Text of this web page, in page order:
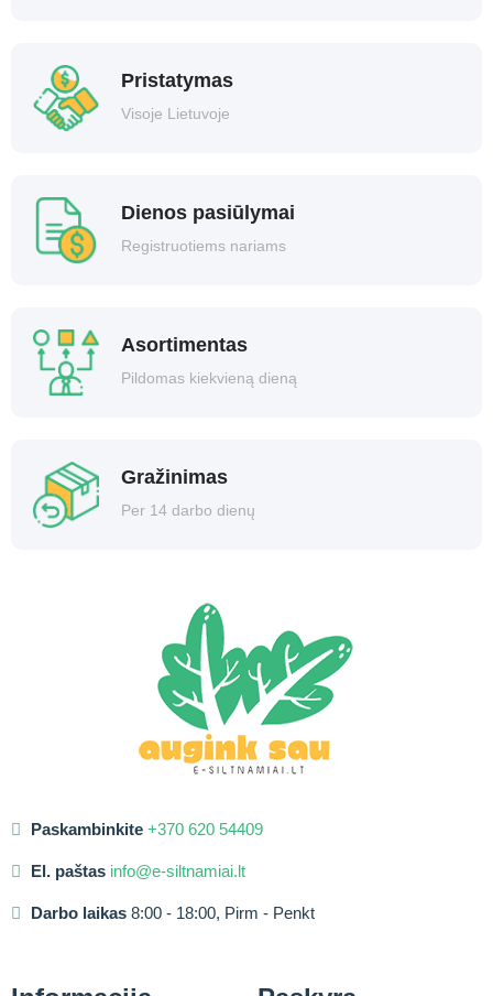
Pristatymas
Visoje Lietuvoje
Dienos pasiūlymai
Registruotiems nariams
Asortimentas
Pildomas kiekvieną dieną
Gražinimas
Per 14 darbo dienų
Paskambinkite +370 620 54409
El. paštas info@e-siltnamiai.lt
Darbo laikas 8:00 - 18:00, Pirm - Penkt